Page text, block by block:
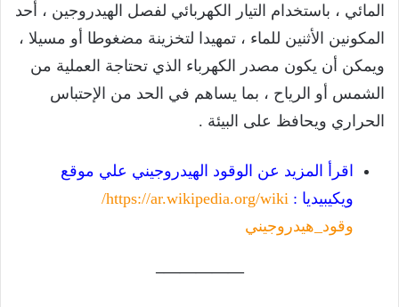
المائي ، باستخدام التيار الكهربائي لفصل الهيدروجين ، أحد
المكونين الأثنين للماء ، تمهيدا لتخزينة مضغوطا أو مسيلا ،
ويمكن أن يكون مصدر الكهرباء الذي تحتاجة العملية من
الشمس أو الرياح ، بما يساهم في الحد من الإحتباس
الحراري ويحافظ على البيئة .
اقرأ المزيد عن الوقود الهيدروجيني علي موقع
ويكيبيديا :
https://ar.wikipedia.org/wiki/
وقود_هيدروجيني
—————–